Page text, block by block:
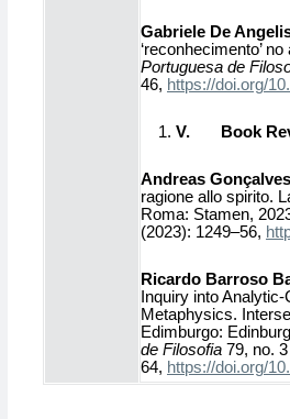
Gabriele De
‘reconhecimento’
Portuguesa de
46, https://doi.org/
V. Book
Andreas
ragione allo spirito.
Roma: Stamen,
(2023): 1249–56,
Ricardo Barroso
Inquiry into
Metaphysics.
Edimburgo:
de Filosofia 79, no.
64, https://doi.org/